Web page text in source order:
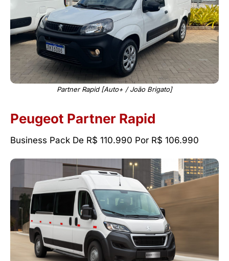
Partner Rapid [Auto+ / João Brigato]
Peugeot Partner Rapid
Business Pack De R$ 110.990 Por R$ 106.990